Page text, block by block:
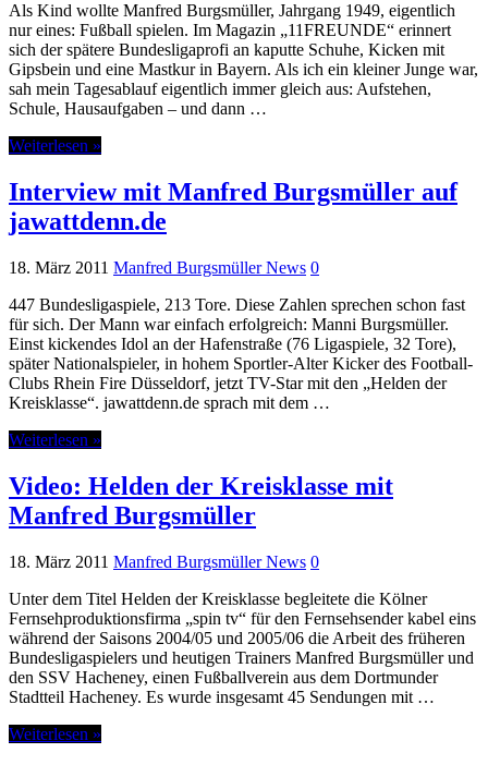
Als Kind wollte Manfred Burgsmüller, Jahrgang 1949, eigentlich
nur eines: Fußball spielen. Im Magazin „11FREUNDE“ erinnert
sich der spätere Bundesligaprofi an kaputte Schuhe, Kicken mit
Gipsbein und eine Mastkur in Bayern. Als ich ein kleiner Junge war,
sah mein Tagesablauf eigentlich immer gleich aus: Aufstehen,
Schule, Hausaufgaben – und dann …
Weiterlesen »
Interview mit Manfred Burgsmüller auf
jawattdenn.de
18. März 2011 Manfred Burgsmüller News 0
447 Bundesligaspiele, 213 Tore. Diese Zahlen sprechen schon fast
für sich. Der Mann war einfach erfolgreich: Manni Burgsmüller.
Einst kickendes Idol an der Hafenstraße (76 Ligaspiele, 32 Tore),
später Nationalspieler, in hohem Sportler-Alter Kicker des Football-
Clubs Rhein Fire Düsseldorf, jetzt TV-Star mit den „Helden der
Kreisklasse“. jawattdenn.de sprach mit dem …
Weiterlesen »
Video: Helden der Kreisklasse mit
Manfred Burgsmüller
18. März 2011 Manfred Burgsmüller News 0
Unter dem Titel Helden der Kreisklasse begleitete die Kölner
Fernsehproduktionsfirma „spin tv“ für den Fernsehsender kabel eins
während der Saisons 2004/05 und 2005/06 die Arbeit des früheren
Bundesligaspielers und heutigen Trainers Manfred Burgsmüller und
den SSV Hacheney, einen Fußballverein aus dem Dortmunder
Stadtteil Hacheney. Es wurde insgesamt 45 Sendungen mit …
Weiterlesen »